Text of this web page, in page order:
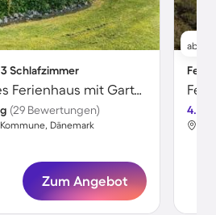
3 Schlafzimmer
Voll ausgestattetes Ferienhaus mit Garten und Terrasse | Haustierfreundlich
(29 Bewertungen)
Dänemark
Zum Angebot
ab
4.5